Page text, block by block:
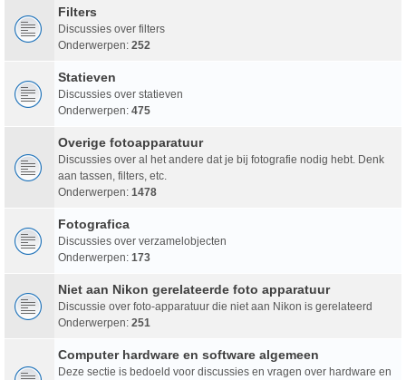
Filters
Discussies over filters
Onderwerpen: 252
Statieven
Discussies over statieven
Onderwerpen: 475
Overige fotoapparatuur
Discussies over al het andere dat je bij fotografie nodig hebt. Denk
aan tassen, filters, etc.
Onderwerpen: 1478
Fotografica
Discussies over verzamelobjecten
Onderwerpen: 173
Niet aan Nikon gerelateerde foto apparatuur
Discussie over foto-apparatuur die niet aan Nikon is gerelateerd
Onderwerpen: 251
Computer hardware en software algemeen
Deze sectie is bedoeld voor discussies en vragen over hardware en